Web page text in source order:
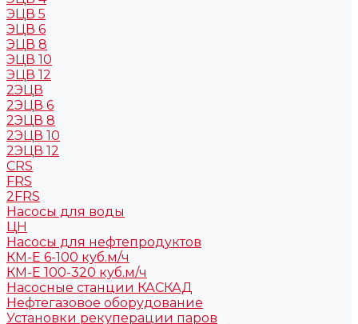
ЭЦВ 5
ЭЦВ 6
ЭЦВ 8
ЭЦВ 10
ЭЦВ 12
2ЭЦВ
2ЭЦВ 6
2ЭЦВ 8
2ЭЦВ 10
2ЭЦВ 12
CRS
FRS
2FRS
Насосы для воды
ЦН
Насосы для нефтепродуктов
КМ-Е 6-100 куб.м/ч
КМ-Е 100-320 куб.м/ч
Насосные станции КАСКАД
Нефтегазовое оборудование
Установки рекуперации паров